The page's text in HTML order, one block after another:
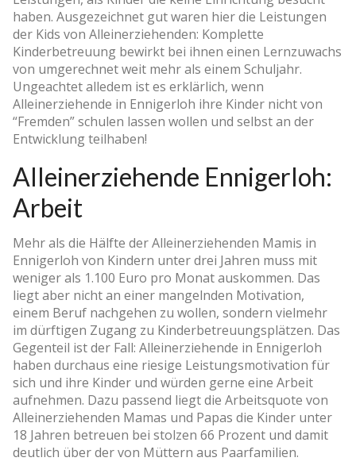
haben. Ausgezeichnet gut waren hier die Leistungen
der Kids von Alleinerziehenden: Komplette
Kinderbetreuung bewirkt bei ihnen einen Lernzuwachs
von umgerechnet weit mehr als einem Schuljahr.
Ungeachtet alledem ist es erklärlich, wenn
Alleinerziehende in Ennigerloh ihre Kinder nicht von
“Fremden” schulen lassen wollen und selbst an der
Entwicklung teilhaben!
Alleinerziehende Ennigerloh:
Arbeit
Mehr als die Hälfte der Alleinerziehenden Mamis in
Ennigerloh von Kindern unter drei Jahren muss mit
weniger als 1.100 Euro pro Monat auskommen. Das
liegt aber nicht an einer mangelnden Motivation,
einem Beruf nachgehen zu wollen, sondern vielmehr
im dürftigen Zugang zu Kinderbetreuungsplätzen. Das
Gegenteil ist der Fall: Alleinerziehende in Ennigerloh
haben durchaus eine riesige Leistungsmotivation für
sich und ihre Kinder und würden gerne eine Arbeit
aufnehmen. Dazu passend liegt die Arbeitsquote von
Alleinerziehenden Mamas und Papas die Kinder unter
18 Jahren betreuen bei stolzen 66 Prozent und damit
deutlich über der von Müttern aus Paarfamilien.